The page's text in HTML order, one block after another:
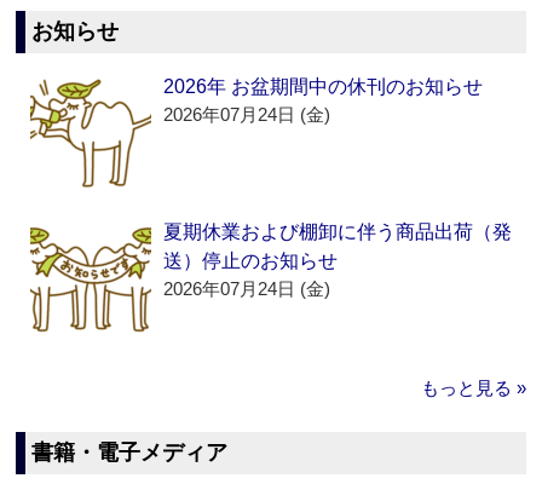
お知らせ
2026年 お盆期間中の休刊のお知らせ
2026年07月24日 (金)
夏期休業および棚卸に伴う商品出荷（発
送）停止のお知らせ
2026年07月24日 (金)
もっと見る »
書籍・電子メディア